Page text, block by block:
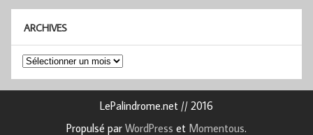
ARCHIVES
Archives
LePalindrome.net // 2016
Propulsé par WordPress et Momentous.